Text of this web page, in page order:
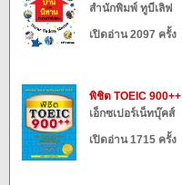
สำนักพิมพ์ ทูบีเลิฟ
เปิดอ่าน 2097 ครั้ง
พิชิต TOEIC 900++
เอ็กซเปอร์เน็ทบุ๊คส์
เปิดอ่าน 1715 ครั้ง